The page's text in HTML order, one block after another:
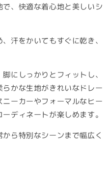
、快適な着心地と美しいシ
汗をかいてもすぐに乾き、
にしっかりとフィットし、
かな生地がきれいなドレー
ーカーやフォーマルなヒー
ディネートが楽しめます。
ら特別なシーンまで幅広く